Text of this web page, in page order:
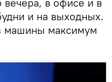
вечера, в офисе и в
и на выходных.
машины максимум